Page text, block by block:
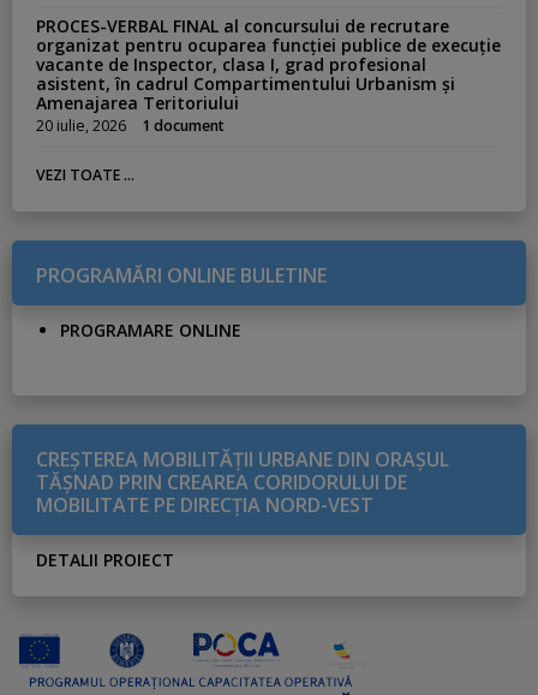
PROCES-VERBAL FINAL al concursului de recrutare
organizat pentru ocuparea funcției publice de execuție
vacante de Inspector, clasa I, grad profesional
asistent, în cadrul Compartimentului Urbanism și
Amenajarea Teritoriului
20 iulie, 2026 1 document
VEZI TOATE ...
PROGRAMĂRI ONLINE BULETINE
PROGRAMARE ONLINE
CREŞTEREA MOBILITĂŢII URBANE DIN ORAŞUL
TĂŞNAD PRIN CREAREA CORIDORULUI DE
MOBILITATE PE DIRECŢIA NORD-VEST
DETALII PROIECT